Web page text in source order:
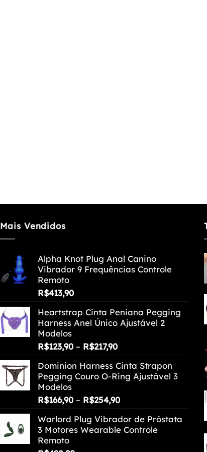
Mais Vendidos
Alpha Knot Plug Anal Canino
Vibrador 9 Frequências Controle
Remoto
R$413,90
Heartstrap Cinta Peniana Pegging
Harness Anel Único Ajustável 2
Modelos
R$123,90 – R$217,90Faixa
preço:
R$123,90
R$217,90
Dominion Harness Cinta Strapon
Pegging Couro O-Ring Ajustável 3
Modelos
R$166,90 – R$254,90Faixa
preço:
R$166,90
Warlord Plug Vibrador de Próstata
3 Motores Wearable Controle
Remoto